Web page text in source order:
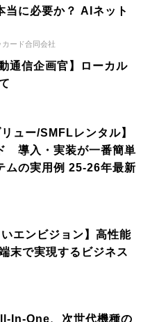
当に必要か？ AIネット
ード合同会社
通信企画官】ローカル
ュー/SMFLレンタル】
導入・実装が一番簡単
ムの実用例 25-26年最新
エンビジョン】高性能
末で実現するビジネス
In-One、次世代機種の